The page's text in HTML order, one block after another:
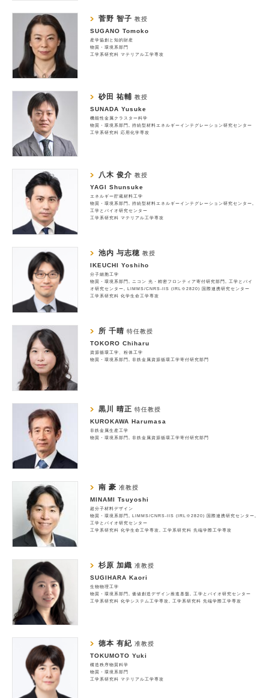
菅野 智子 教授
SUGANO Tomoko
産学協創と知的財産
物質・環境系部門
工学系研究科 マテリアル工学専攻
砂田 祐輔 教授
SUNADA Yusuke
機能性金属クラスター科学
物質・環境系部門
持続型材料エネルギーインテグレーション研究センター
工学系研究科 応用化学専攻
八木 俊介 教授
YAGI Shunsuke
エネルギー貯蔵材料工学
物質・環境系部門
持続型材料エネルギーインテグレーション研究センター
工学とバイオ研究センター
工学系研究科 マテリアル工学専攻
池内 与志穂 教授
IKEUCHI Yoshiho
分子細胞工学
物質・環境系部門
ニコン 光・精密フロンティア寄付研究部門
工学とバイ
オ研究センター
LIMMS/CNRS-IIS (IRL※2820) 国際連携研究センター
工学系研究科 化学生命工学専攻
所 千晴 特任教授
TOKORO Chiharu
資源循環工学、粉体工学
物質・環境系部門
非鉄金属資源循環工学寄付研究部門
黒川 晴正 特任教授
KUROKAWA Harumasa
非鉄金属生産工学
物質・環境系部門
非鉄金属資源循環工学寄付研究部門
南 豪 准教授
MINAMI Tsuyoshi
超分子材料デザイン
物質・環境系部門
LIMMS/CNRS-IIS (IRL※2820) 国際連携研究センター
工学とバイオ研究センター
工学系研究科 化学生命工学専攻
工学系研究科 先端学際工学専攻
杉原 加織 准教授
SUGIHARA Kaori
生物物理工学
物質・環境系部門
価値創造デザイン推進基盤
工学とバイオ研究センター
工学系研究科 化学システム工学専攻
工学系研究科 先端学際工学専攻
徳本 有紀 准教授
TOKUMOTO Yuki
構造秩序物質科学
物質・環境系部門
工学系研究科 マテリアル工学専攻